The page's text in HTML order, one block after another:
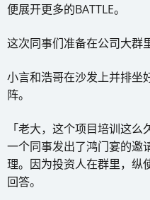
便展开更多的BATTLE。
这次同事们准备在公司大群
小言和浩哥在沙发上并排坐
阵。
「老大，这个项目培训这么
一个同事发出了鸿门宴的邀
理。因为投资人在群里，纵
回答。